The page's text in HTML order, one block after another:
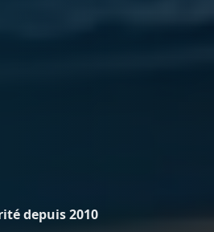
depuis 2010